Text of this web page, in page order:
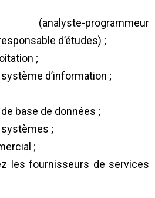
(analyste-programmeur
d’études) ;
;
d’information ;
base de données ;
;
;
les fournisseurs de services